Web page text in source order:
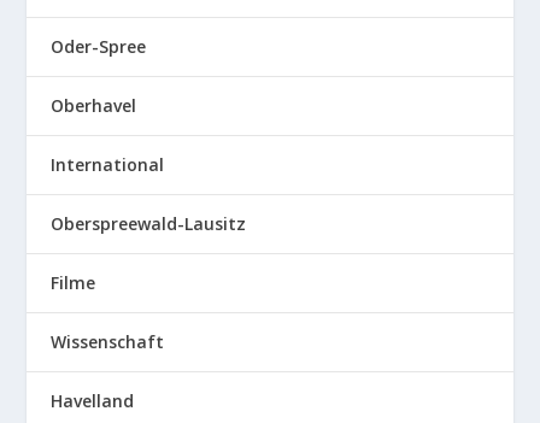
Oder-Spree
Oberhavel
International
Oberspreewald-Lausitz
Filme
Wissenschaft
Havelland